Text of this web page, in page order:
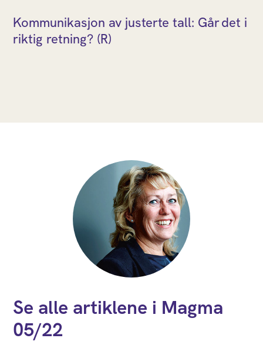
Kommunikasjon av justerte tall: Går det i
riktig retning? (R)
Se alle artiklene i Magma
05/22